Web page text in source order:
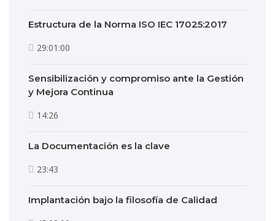
Estructura de la Norma ISO IEC 17025:2017
29:01:00
Sensibilización y compromiso ante la Gestión
y Mejora Continua
14:26
La Documentación es la clave
23:43
Implantación bajo la filosofía de Calidad